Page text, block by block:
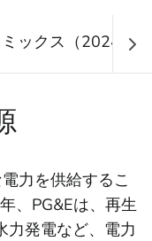
ックス（2024年）
力を供給するこ
、PG&Eは、再生
力発電など、電力